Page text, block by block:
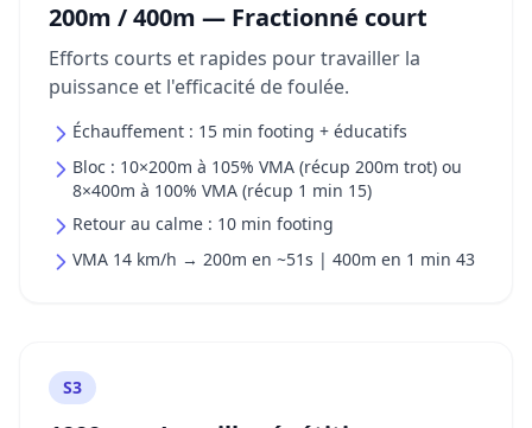
200m / 400m — Fractionné court
Efforts courts et rapides pour travailler la
puissance et l'efficacité de foulée.
Échauffement : 15 min footing + éducatifs
Bloc : 10×200m à 105% VMA (récup 200m trot) ou
8×400m à 100% VMA (récup 1 min 15)
Retour au calme : 10 min footing
VMA 14 km/h → 200m en ~51s | 400m en 1 min 43
S3